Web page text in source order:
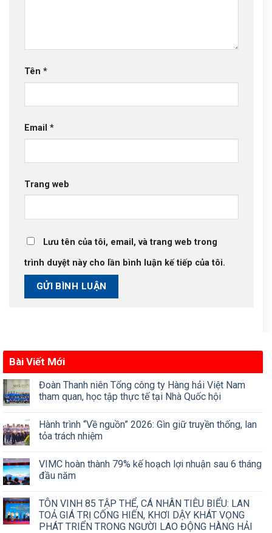
Tên *
Email *
Trang web
Lưu tên của tôi, email, và trang web trong
trình duyệt này cho lần bình luận kế tiếp của tôi.
Bài Viết Mới
Đoàn Thanh niên Tổng công ty Hàng hải Việt Nam
tham quan, học tập thực tế tại Nhà Quốc hội
Hành trình “Về nguồn” 2026: Gìn giữ truyền thống, lan
tỏa trách nhiệm
VIMC hoàn thành 79% kế hoạch lợi nhuận sau 6 tháng
đầu năm
TÔN VINH 85 TẬP THỂ, CÁ NHÂN TIÊU BIỂU: LAN
TOẢ GIÁ TRỊ CỐNG HIẾN, KHƠI DẬY KHÁT VỌNG
PHÁT TRIỂN TRONG NGƯỜI LAO ĐỘNG HÀNG HẢI